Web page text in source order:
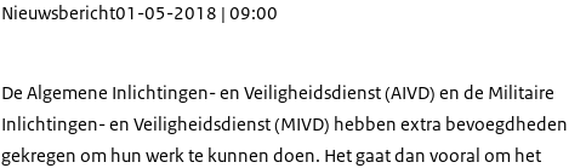
Nieuwsbericht01-05-2018 | 09:00
De Algemene Inlichtingen- en Veiligheidsdienst (AIVD) en de Militaire
Inlichtingen- en Veiligheidsdienst (MIVD) hebben extra bevoegdheden
gekregen om hun werk te kunnen doen. Het gaat dan vooral om het